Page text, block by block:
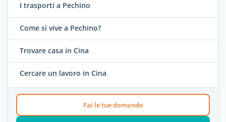
I trasporti a Pechino
Come si vive a Pechino?
Trovare casa in Cina
Cercare un lavoro in Cina
Fai le tue domande